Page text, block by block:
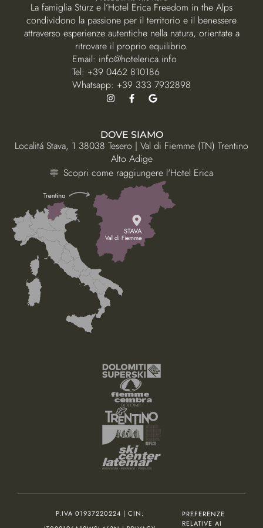
La famiglia Stürz e l’Hotel Erica Freedom in the Alps
condividono la passione per il territorio e il benessere
attraverso esperienze autentiche nella natura, orientate a
ritrovare il proprio equilibrio.
Email: info@hotelerica.info
Tel: +39 0462 810186
Whatsapp: +39 333 7932898
DOVE SIAMO
Localitá Stava, 1 38038 Tesero | Val di Fiemme (TN) Trentino
Alto Adige
Scopri come raggiungere l'Hotel Erica
P.IVA 01937220224 | CIN:
PREFERENZE
RELATIVE AI